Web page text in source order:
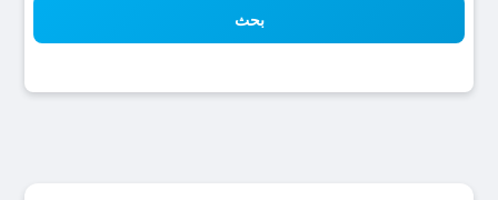
بحث